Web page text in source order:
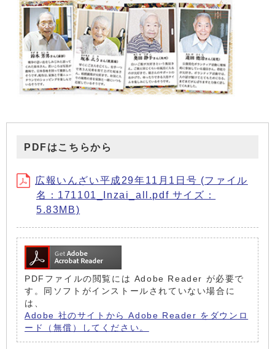
PDFはこちらから
広報いんざい平成29年11月1日号 (ファイル
名：171101_Inzai_all.pdf サイズ：
5.83MB)
PDFファイルの閲覧には Adobe Reader が必要で
す。同ソフトがインストールされていない場合に
は、
Adobe 社のサイトから Adobe Reader をダウンロ
ード（無償）してください。